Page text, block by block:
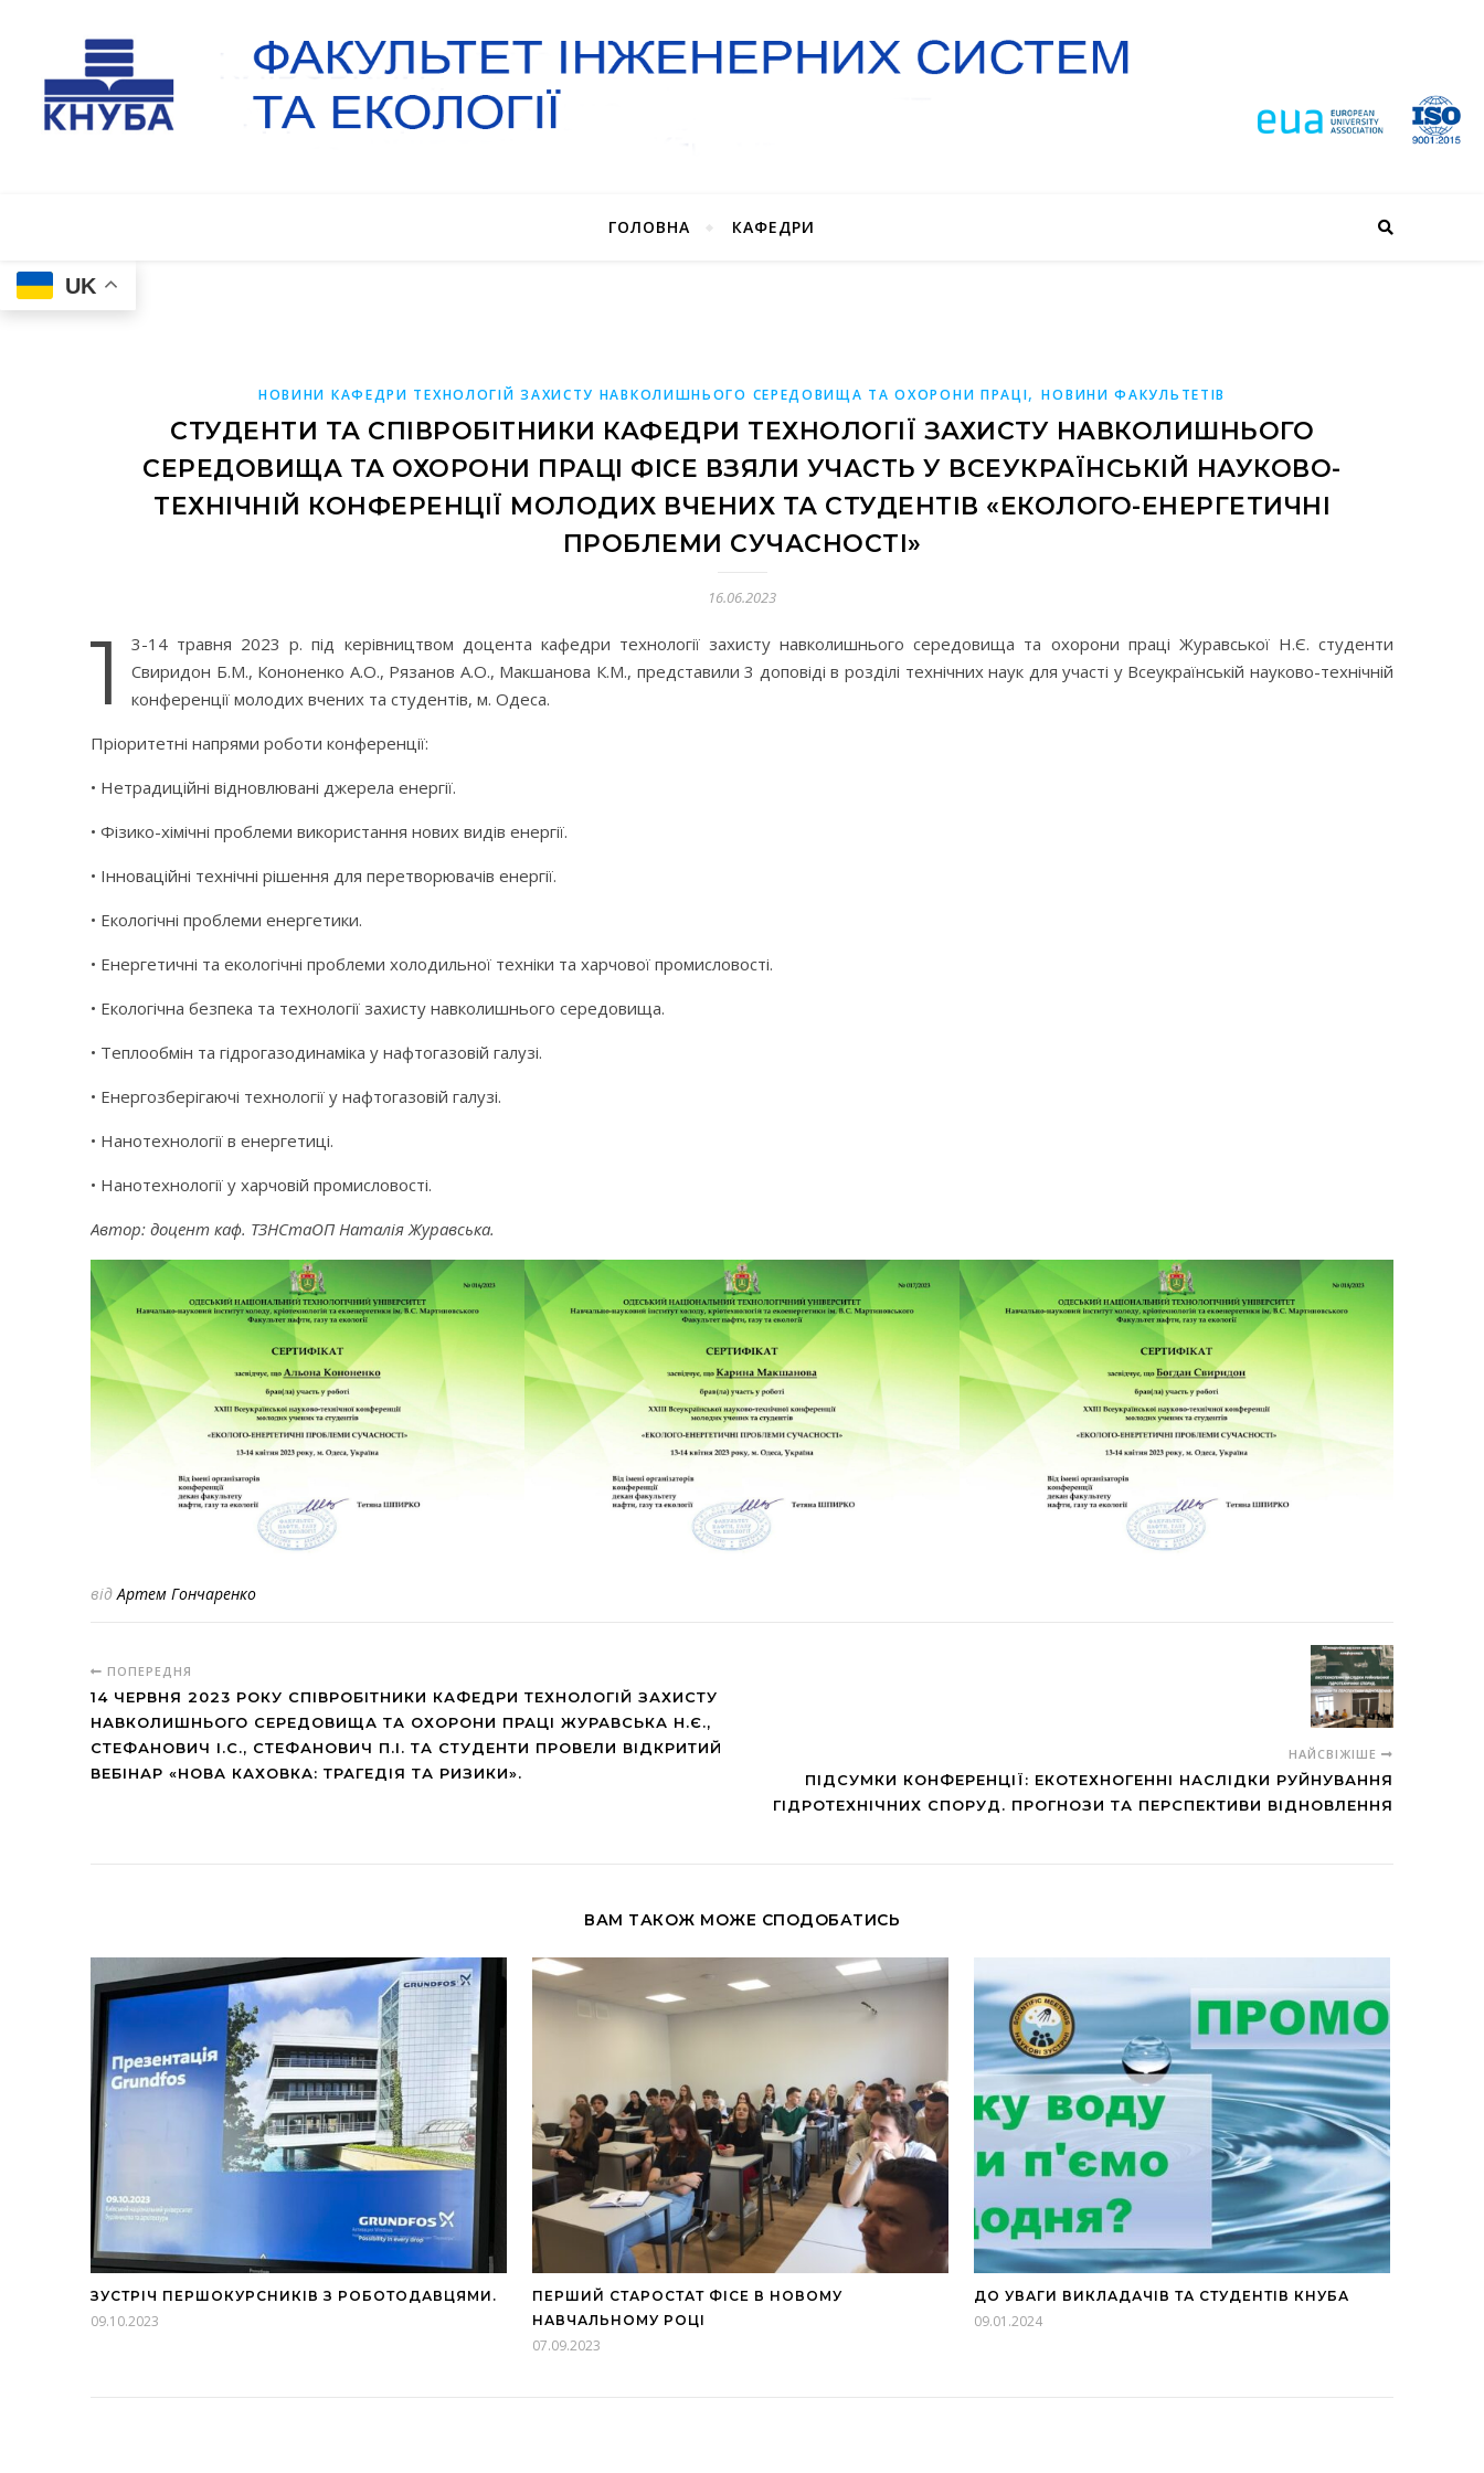
ГОЛОВНА КАФЕДРИ
UK
НОВИНИ КАФЕДРИ ТЕХНОЛОГІЙ ЗАХИСТУ НАВКОЛИШНЬОГО СЕРЕДОВИЩА ТА ОХОРОНИ ПРАЦІ,НОВИНИ ФАКУЛЬТЕТІВ
СТУДЕНТИ ТА СПІВРОБІТНИКИ КАФЕДРИ ТЕХНОЛОГІЇ ЗАХИСТУ НАВКОЛИШНЬОГО
СЕРЕДОВИЩА ТА ОХОРОНИ ПРАЦІ ФІСЕ ВЗЯЛИ УЧАСТЬ У ВСЕУКРАЇНСЬКІЙ НАУКОВО-
ТЕХНІЧНІЙ КОНФЕРЕНЦІЇ МОЛОДИХ ВЧЕНИХ ТА СТУДЕНТІВ «ЕКОЛОГО-ЕНЕРГЕТИЧНІ
ПРОБЛЕМИ СУЧАСНОСТІ»
16.06.2023
1
3-14 травня 2023 р. під керівництвом доцента кафедри технології захисту навколишнього середовища та охорони праці Журавської Н.Є. студенти
Свиридон Б.М., Кононенко А.О., Рязанов А.О., Макшанова К.М., представили 3 доповіді в розділі технічних наук для участі у Всеукраїнській науково-технічній
конференції молодих вчених та студентів, м. Одеса.
Пріоритетні напрями роботи конференції:
• Нетрадиційні відновлювані джерела енергії.
• Фізико-хімічні проблеми використання нових видів енергії.
• Інноваційні технічні рішення для перетворювачів енергії.
• Екологічні проблеми енергетики.
• Енергетичні та екологічні проблеми холодильної техніки та харчової промисловості.
• Екологічна безпека та технології захисту навколишнього середовища.
• Теплообмін та гідрогазодинаміка у нафтогазовій галузі.
• Енергозберігаючі технології у нафтогазовій галузі.
• Нанотехнології в енергетиці.
• Нанотехнології у харчовій промисловості.
Автор: доцент каф. ТЗНСтаОП Наталія Журавська.
відАртем Гончаренко
ПОПЕРЕДНЯ
14 ЧЕРВНЯ 2023 РОКУ СПІВРОБІТНИКИ КАФЕДРИ ТЕХНОЛОГІЙ ЗАХИСТУ
НАВКОЛИШНЬОГО СЕРЕДОВИЩА ТА ОХОРОНИ ПРАЦІ ЖУРАВСЬКА Н.Є.,
СТЕФАНОВИЧ І.С., СТЕФАНОВИЧ П.І. ТА СТУДЕНТИ ПРОВЕЛИ ВІДКРИТИЙ
ВЕБІНАР «НОВА КАХОВКА: ТРАГЕДІЯ ТА РИЗИКИ».
НАЙСВІЖІШЕ
ПІДСУМКИ КОНФЕРЕНЦІЇ: ЕКОТЕХНОГЕННІ НАСЛІДКИ РУЙНУВАННЯ
ГІДРОТЕХНІЧНИХ СПОРУД. ПРОГНОЗИ ТА ПЕРСПЕКТИВИ ВІДНОВЛЕННЯ
ВАМ ТАКОЖ МОЖЕ СПОДОБАТИСЬ
ЗУСТРІЧ ПЕРШОКУРСНИКІВ З РОБОТОДАВЦЯМИ.
09.10.2023
ПЕРШИЙ СТАРОСТАТ ФІСЕ В НОВОМУ
НАВЧАЛЬНОМУ РОЦІ
07.09.2023
ДО УВАГИ ВИКЛАДАЧІВ ТА СТУДЕНТІВ КНУБА
09.01.2024